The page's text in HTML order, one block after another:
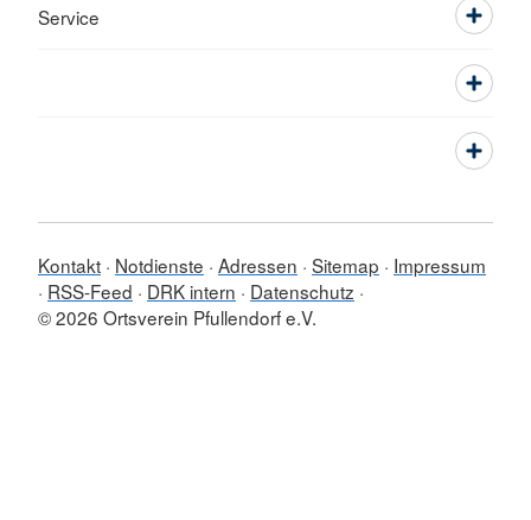
Service
Kontakt Notdienste Adressen Sitemap
Impressum
RSS-Feed
DRK intern
Datenschutz
© 2026 Ortsverein Pfullendorf e.V.